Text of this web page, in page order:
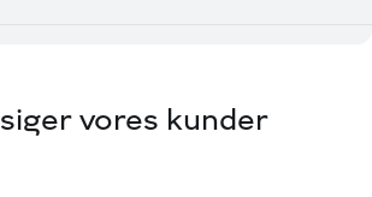
vores kunder